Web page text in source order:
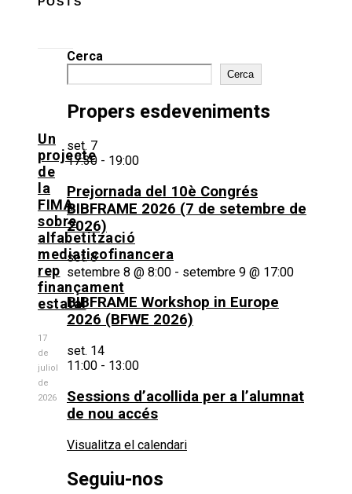
Un
projecte
de
la
FIMA
sobre
alfabetització
mediaticofinancera
rep
finançament
estatal
17
de
juliol
de
2026
Cerca
Cerca
Propers esdeveniments
set. 7
17:30 - 19:00
Prejornada del 10è Congrés
BIBFRAME 2026 (7 de setembre de
2026)
set.8
setembre 8 @ 8:00 - setembre 9 @ 17:00
BIBFRAME Workshop in Europe
2026 (BFWE 2026)
set. 14
11:00 - 13:00
Sessions d’acollida per a l’alumnat
de nou accés
Visualitza el calendari
Seguiu-nos